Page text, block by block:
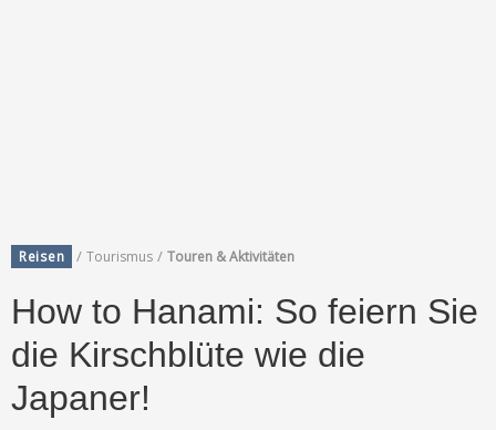
Reisen / Tourismus / Touren & Aktivitäten
How to Hanami: So feiern Sie
die Kirschblüte wie die
Japaner!